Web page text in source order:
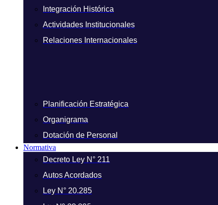
Integración Histórica
Actividades Institucionales
Relaciones Internacionales
Planificación Estratégica
Organigrama
Dotación de Personal
Normativa
Decreto Ley N° 211
Autos Acordados
Ley N° 20.285